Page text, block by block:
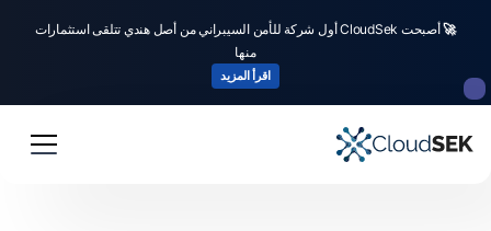
🚀
أصبحت CloudSek أول شركة للأمن السيبراني من أصل هندي تتلقى استثمارات
منها
اقرأ المزيد